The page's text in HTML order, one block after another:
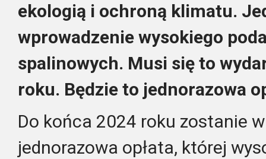
ekologią i ochroną klimatu.
wprowadzenie wysokiego
spalinowych. Musi się to
roku. Będzie to jednorazowa
Do końca 2024 roku zostanie
jednorazowa opłata, której